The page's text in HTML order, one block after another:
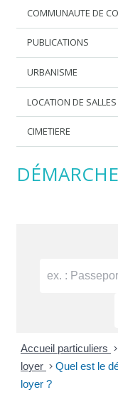
COMMUNAUTE DE
PUBLICATIONS
URBANISME
LOCATION DE SALLES
CIMETIERE
Accueil particuliers >
loyer > Quel est le
loyer ?